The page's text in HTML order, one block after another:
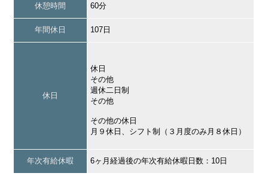
休憩時間 60分
年間休日 107日
休日
休日
その他
週休二日制
その他
その他の休日
月９休日、シフト制（３月度のみ月８休日）
年次有給休暇 6ヶ月経過後の年次有給休暇日数：10日